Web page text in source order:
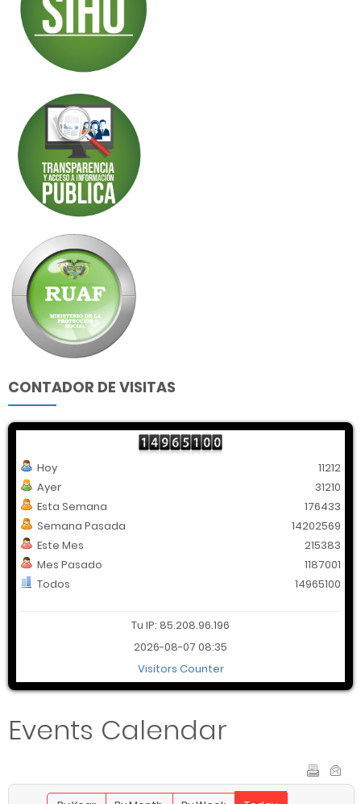
CONTADOR DE VISITAS
Hoy
Ayer
Esta Semana
Semana Pasada
Este Mes
Mes Pasado
Todos
11212
31210
176433
14202569
215383
1187001
14965100
Tu IP: 85.208.96.196
2026-08-07 08:35
Visitors Counter
Events Calendar